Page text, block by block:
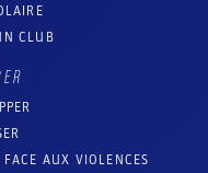
CLUB
AUX VIOLENCES